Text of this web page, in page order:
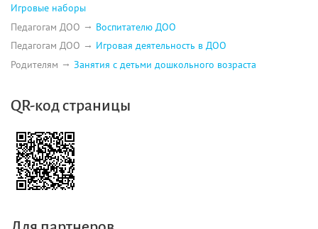
Игровые наборы
Педагогам ДОО
Воспитателю ДОО
Педагогам ДОО
Игровая деятельность в ДОО
Родителям
Занятия с детьми дошкольного возраста
QR-код страницы